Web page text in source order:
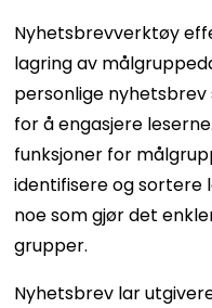
Nyhetsbrevverktøy
lagring av
personlige
for å engasjere
funksjoner for
identifisere og sortere
noe som gjør det
grupper.
Nyhetsbrev lar